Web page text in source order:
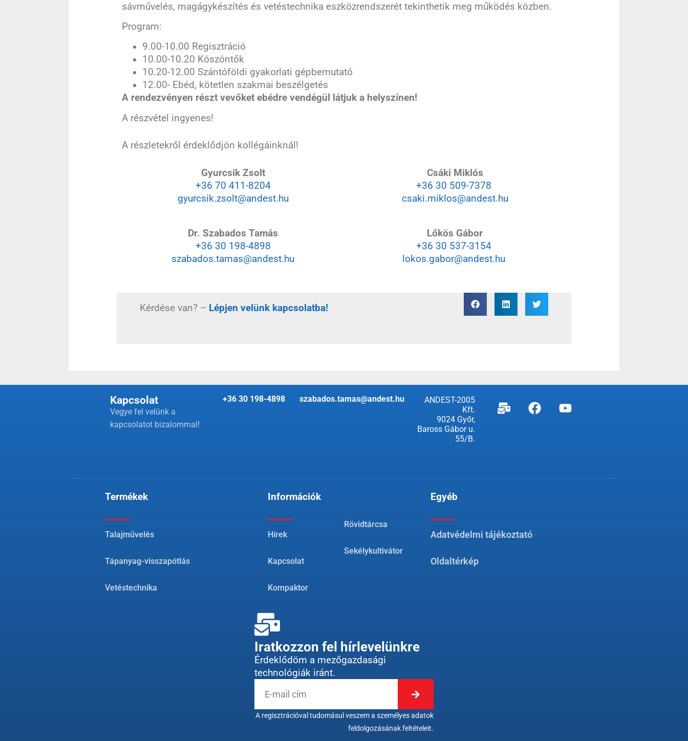
sávművelés, magágykészítés és vetéstechnika eszközrendszerét tekinthetik meg működés közben.
Program:
9.00-10.00 Regisztráció
10.00-10.20 Köszöntők
10.20-12.00 Szántóföldi gyakorlati gépbemutató
12.00- Ebéd, kötetlen szakmai beszélgetés
A rendezvényen részt vevőket ebédre vendégül látjuk a helyszínen!
A részvétel ingyenes!
A részletekről érdeklődjön kollégáinknál!
Gyurcsik Zsolt
+36 70 411-8204
gyurcsik.zsolt@andest.hu
Csáki Miklós
+36 30 509-7378
csaki.miklos@andest.hu
Dr. Szabados Tamás
+36 30 198-4898
szabados.tamas@andest.hu
Lőkös Gábor
+36 30 537-3154
lokos.gabor@andest.hu
Kérdése van? – Lépjen velünk kapcsolatba!
Kapcsolat
Vegye fel velünk a
kapcsolatot bizalommal!
+36 30 198-4898 szabados.tamas@andest.hu
ANDEST-2005
Kft.
9024 Győr,
Baross Gábor u.
55/B.
Termékek
Talajművelés
Tápanyag-visszapótlás
Vetéstechnika
Információk
Hírek
Kapcsolat
Kompaktor
Rövidtárcsa
Sekélykultivátor
Egyéb
Adatvédelmi tájékoztató
Oldaltérkép
Iratkozzon fel hírlevelünkre
Érdeklődöm a mezőgazdasági
technológiák iránt.
A regisztrációval tudomásul veszem a személyes adatok
feldolgozásának feltételeit.